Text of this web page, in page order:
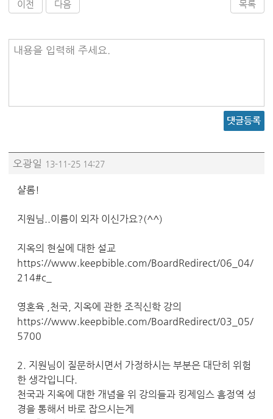
이전 다음 목록
내용을 입력해 주세요.
댓글등록
오광일 13-11-25 14:27
샬롬!
지원님..이름이 외자 이신가요?(^^)
지옥의 현실에 대한 설교
https://www.keepbible.com/BoardRedirect/06_04/
214#c_
영혼육 ,천국, 지옥에 관한 조직신학 강의
https://www.keepbible.com/BoardRedirect/03_05/
5700
2. 지원님이 질문하시면서 가정하시는 부분은 대단히 위험
한 생각입니다.
천국과 지옥에 대한 개념을 위 강의들과 킹제임스 흠정역 성
경을 통해서 바로 잡으시는게